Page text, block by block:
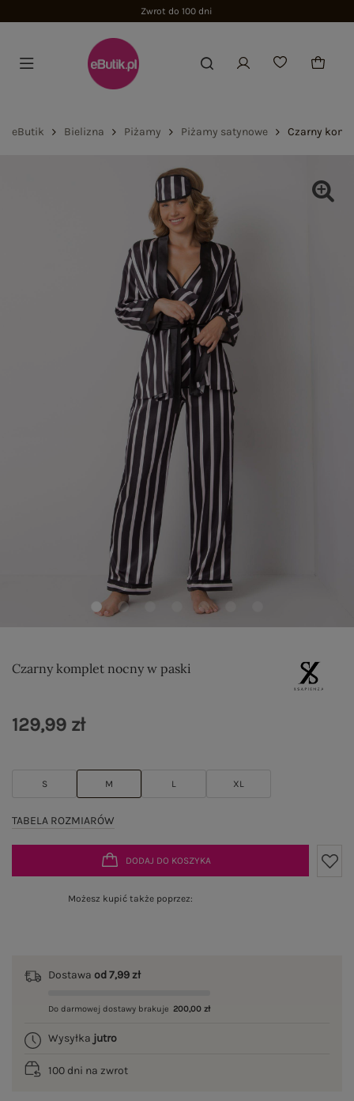
Zwrot do 100 dni
eButik Bielizna Piżamy Piżamy satynowe Czarny
Czarny komplet nocny w paski
S M L XL
TABELA ROZMIARÓW
129,99 zł
DODAJ DO KOSZYKA
Możesz kupić także poprzez:
Dostawa od 7,99 zł
Do darmowej dostawy brakuje 200,00 zł
Wysyłka jutro
100 dni na zwrot